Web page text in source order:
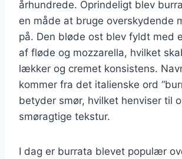
århundrede. Oprindeligt blev
en måde at bruge overskydende
på. Den bløde ost blev fyldt med
af fløde og mozzarella, hvilket
lækker og cremet konsistens.
kommer fra det italienske ord
betyder smør, hvilket henviser til
smøragtige tekstur.
I dag er burrata blevet populær